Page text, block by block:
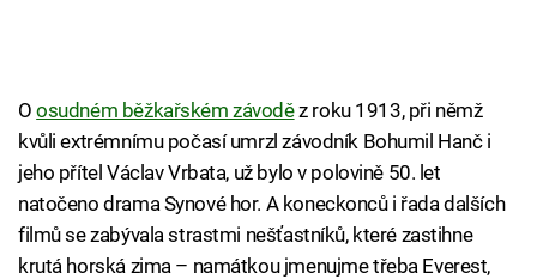
Oosudném běžkařském závoděz roku 1913, při němž
kvůli extrémnímu počasí umrzl závodník Bohumil Hanč i
jeho přítel Václav Vrbata, už bylo v polovině 50. let
natočeno drama Synové hor. A koneckonců i řada dalších
filmů se zabývala strastmi nešťastníků, které zastihne
krutá horská zima – namátkou jmenujme třeba Everest,